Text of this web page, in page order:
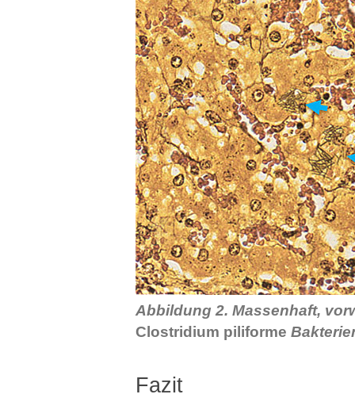
Abbildung 2. Massenhaft,
Clostridium piliforme
Fazit